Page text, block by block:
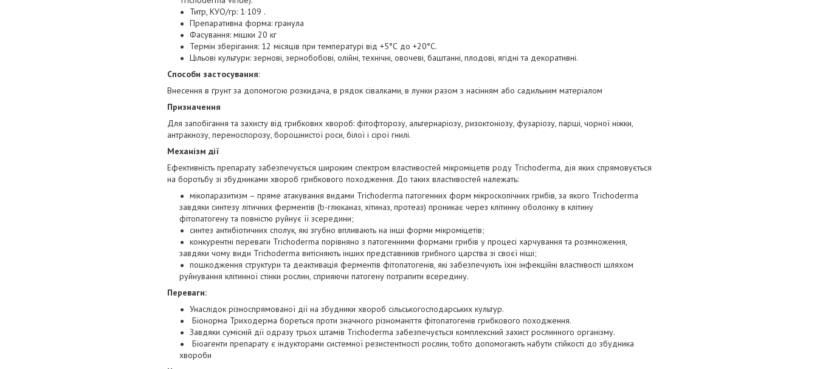
Титр, КУО/гр: 1·109 .
Препаративна форма: гранула
Фасування: мішки 20 кг
Термін зберігання: 12 місяців при температурі від +5°С до +20°С.
Цільові культури: зернові, зернобобові, олійні, технічні, овочеві, баштанні, плодові, ягідні та декоративні.
Способи застосування:
Внесення в ґрунт за допомогою розкидача, в рядок сівалками, в лунки разом з насінням або садильним матеріалом
Призначення
Для запобігання та захисту від грибкових хвороб: фітофторозу, альтернаріозу, ризоктоніозу, фузаріозу, парші, чорної ніжки,
антракнозу, переноспорозу, борошнистої роси, білої і сірої гнилі.
Механізм дії
Ефективність препарату забезпечується широким спектром властивостей мікроміцетів роду Trichoderma, дія яких спрямовується
на боротьбу зі збудниками хвороб грибкового походження. До таких властивостей належать:
мікопаразитизм – пряме атакування видами Trichoderma патогенних форм мікроскопічних грибів, за якого Trichoderma
завдяки синтезу літичних ферментів (b-глюканаз, хітиназ, протеаз) проникає через клітинну оболонку в клітину
фітопатогену та повністю руйнує її зсередини;
синтез антибіотичних сполук, які згубно впливають на інші форми мікроміцетів;
конкурентні переваги Trichoderma порівняно з патогенними формами грибів у процесі харчування та розмноження,
завдяки чому види Trichodermа витісняють інших представників грибного царства зі своєї ніші;
пошкодження структури та деактивація ферментів фітопатогенів, які забезпечують їхні інфекційні властивості шляхом
руйнування клітинної стінки рослин, сприяючи патогену потрапити всередину.
Переваги:
Унаслідок різноспрямованої дії на збудники хвороб сільськогосподарських культур.
Біонорма Триходерма бореться проти значного різноманіття фітопатогенів грибкового походження.
Завдяки сумісній дії одразу трьох штамів Trichoderma забезпечується комплексний захист рослинного організму.
Біоагенти препарату є індукторами системної резистентності рослин, тобто допомогають набути стійкості до збудника
хвороби